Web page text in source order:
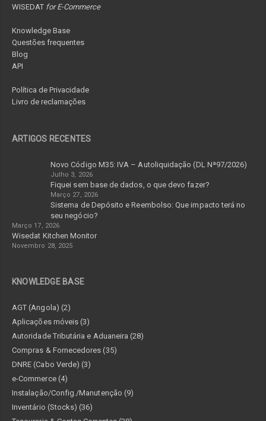
WISEDAT for E-Commerce
Knowledge Base
Questões frequentes
Blog
API
Política de Privacidade
Livro de reclamações
ARTIGOS RECENTES
Novo Código M35: IVA – Autoliquidação (DL Nª97/2026)
Julho 3, 2026
Fiquei sem base de dados, o que devo fazer?
Março 27, 2026
Sistema de Depósito e Reembolso: Que impacto terá no
seu negócio?
Março 17, 2026
Wisedat Kitchen Monitor
Novembro 28, 2025
KNOWLEDGE BASE
AGT (Angola) (2)
Aplicações móveis (3)
Autoridade Tributária e Aduaneira (28)
Compras & Fornecedores (35)
DNRE (Cabo Verde) (3)
e-Commerce (4)
Instalação/Config./Manutenção (9)
Inventário (Stocks) (36)